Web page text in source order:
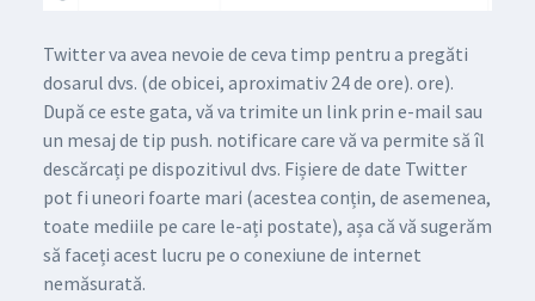
Twitter va avea nevoie de ceva timp pentru a pregăti
dosarul dvs. (de obicei, aproximativ 24 de ore). ore).
După ce este gata, vă va trimite un link prin e-mail sau
un mesaj de tip push. notificare care vă va permite să îl
descărcați pe dispozitivul dvs. Fișiere de date Twitter
pot fi uneori foarte mari (acestea conțin, de asemenea,
toate mediile pe care le-ați postate), așa că vă sugerăm
să faceți acest lucru pe o conexiune de internet
nemăsurată.